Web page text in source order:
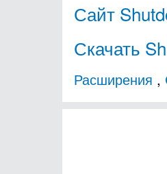
Сайт
Скачать
Расширения ,